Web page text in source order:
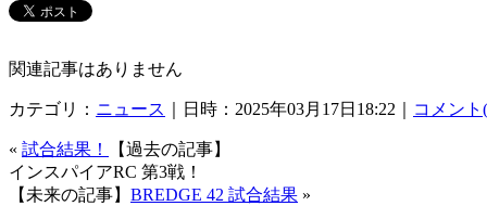
関連記事はありません
カテゴリ： ニュース ｜日時：2025年03月17日18:22｜ コメント
« 試合結果！
【過去の記事】
インスパイアRC 第3戦！
【未来の記事】 BREDGE 42 試合結果 »